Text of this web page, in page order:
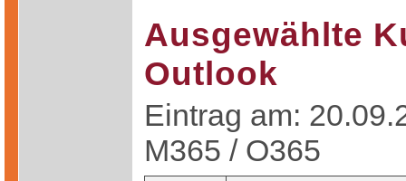
Ausgewählte
Outlook
Eintrag am:
M365 / O365